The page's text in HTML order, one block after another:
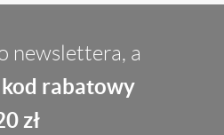
newslettera, a
rabatowy
zł